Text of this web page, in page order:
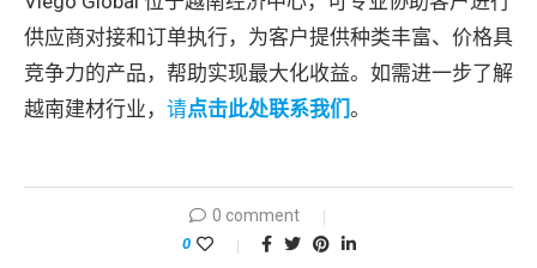
供应商对接和订单执行，为客户提供种类丰富、价格具
竞争力的产品，帮助实现最大化收益。如需进一步了解
越南建材行业， 请点击此处联系我们 。
0 comment
0